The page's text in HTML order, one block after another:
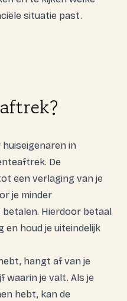
situatie past.
in
De
een verlaging van je
je minder
Hierdoor betaal
en houd je uiteindelijk
hangt af van je
waarin je valt. Als je
hebt, kan de